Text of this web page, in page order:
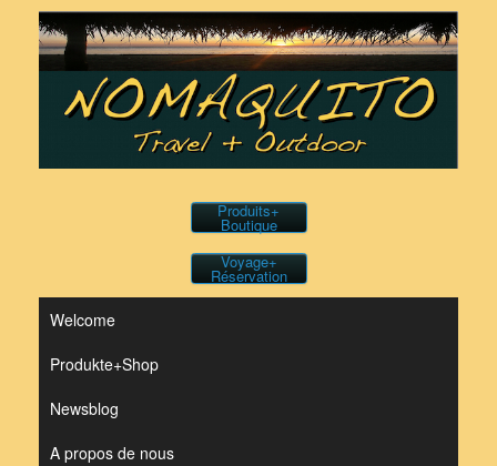
content
Produits+
Boutique
Voyage+
Réservation
Welcome
Produkte+Shop
Newsblog
A propos de nous